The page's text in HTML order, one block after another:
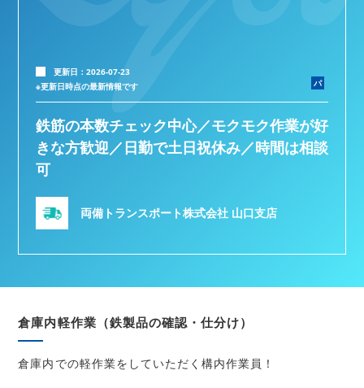
パ
更新日：2026-07-23
※更新日時点の最新情報です
鉄筋の本数チェック中心／モクモク作業が好
きな方歓迎／日勤で土日祝休み／時間は相談
可
両備トランスポート株式会社 山口支店
倉庫内軽作業（鉄製品の確認・仕分け）
倉庫内での軽作業をしていただく構内作業員！